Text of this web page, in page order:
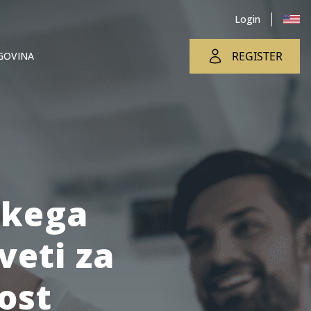
Login
REGISTER
za